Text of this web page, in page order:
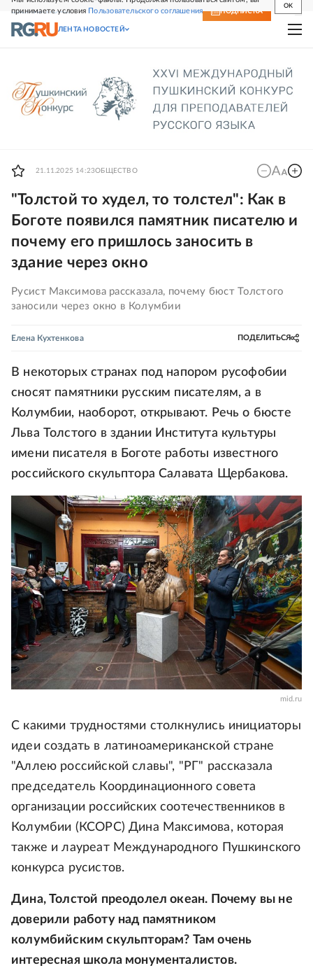
принимаете условия Пользовательского соглашения
OK
СВЕЖИЙ НОМЕР ПОДПИСКА
ЛЕНТА НОВОСТЕЙ
21.11.2025 14:23ОБЩЕСТВО
"Толстой то худел, то толстел": Как в
Боготе появился памятник писателю и
почему его пришлось заносить в
здание через окно
Русист Максимова рассказала, почему бюст Толстого
заносили через окно в Колумбии
Елена Кухтенкова ПОДЕЛИТЬСЯ
В некоторых странах под напором русофобии
сносят памятники русским писателям, а в
Колумбии, наоборот, открывают. Речь о бюсте
Льва Толстого в здании Института культуры
имени писателя в Боготе работы известного
российского скульптора Салавата Щербакова.
mid.ru
С какими трудностями столкнулись инициаторы
идеи создать в латиноамериканской стране
"Аллею российской славы", "РГ" рассказала
председатель Координационного совета
организации российских соотечественников в
Колумбии (КСОРС) Дина Максимова, которая
также и лауреат Международного Пушкинского
конкурса русистов.
Дина, Толстой преодолел океан. Почему вы не
доверили работу над памятником
колумбийским скульпторам? Там очень
интересная школа монументалистов.